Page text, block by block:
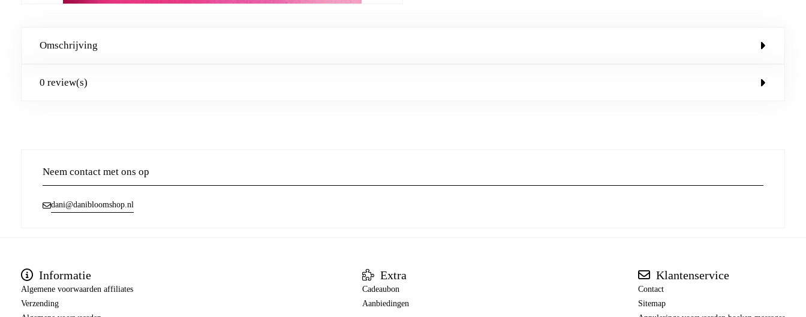
Omschrijving
0 review(s)
Neem contact met ons op
dani@danibloomshop.nl
Informatie
Algemene voorwaarden affiliates
Verzending
Extra
Cadeaubon
Aanbiedingen
Klantenservice
Contact
Sitemap